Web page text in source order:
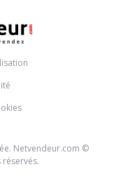
Netvendeur.com ©